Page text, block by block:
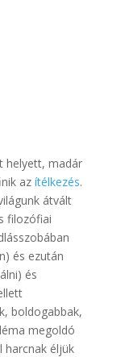
helyett, madár
az ítélkezés.
átvált
filozófiai
és ezután
és
boldogabbak,
megoldó
harcnak éljük